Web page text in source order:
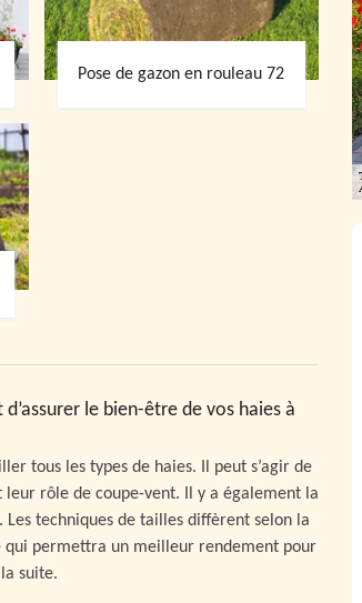
Pose de gazon en rouleau 72
le bien-être de vos haies à
tous les types de haies. Il peut s’agir de
leur rôle de coupe-vent. Il y a également la
techniques de tailles diffèrent selon la
permettra un meilleur rendement pour
suite.